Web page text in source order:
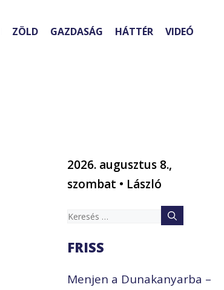
ZÖLD GAZDASÁG HÁTTÉR VIDEÓ
2026. augusztus 8.,
szombat • László
Keresés:
FRISS
Menjen a Dunakanyarba –